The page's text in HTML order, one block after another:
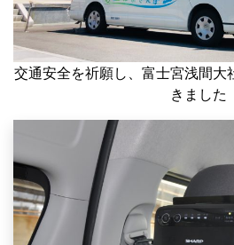
交通安全を祈願し、富士宮浅間大
きました